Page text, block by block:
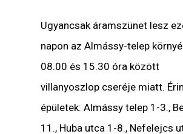
Ugyancsak áramszünet lesz
napon az Almássy-telep
08.00 és 15.30 óra között
villanyoszlop cseréje miatt.
épületek: Almássy telep 1-3.,
11., Huba utca 1-8., Nefelejcs